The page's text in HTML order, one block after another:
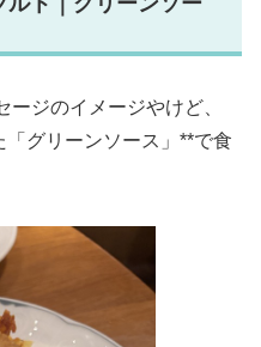
ジのイメージやけど、
グリーンソース」**で食